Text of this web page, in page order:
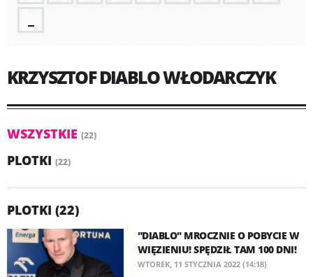
KRZYSZTOF DIABLO WŁODARCZYK
WSZYSTKIE (22)
PLOTKI (22)
PLOTKI (22)
"DIABLO" MROCZNIE O POBYCIE W
WIĘZIENIU! SPĘDZIŁ TAM 100 DNI!
WTOREK, 11 STYCZNIA 2022 (14:18)